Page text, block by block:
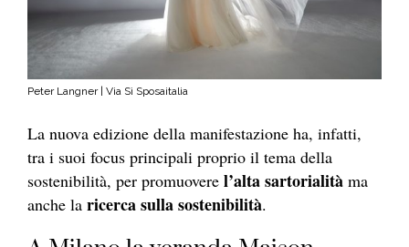
Peter Langner | Via Sì Sposaitalia
La nuova edizione della manifestazione ha, infatti,
tra i suoi focus principali proprio il tema della
sostenibilità, per promuovere l’alta sartorialità ma
anche la ricerca sulla sostenibilità.